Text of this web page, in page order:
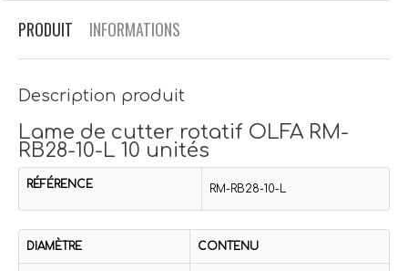
PRODUIT INFORMATIONS
Description produit
Lame de cutter rotatif OLFA RM-
RB28-10-L 10 unités
RÉFÉRENCE RM-RB28-10-L
DIAMÈTRE CONTENU